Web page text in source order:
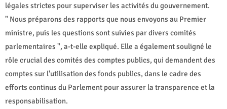
légales strictes pour superviser les activités du gouvernement.
" Nous préparons des rapports que nous envoyons au Premier
ministre, puis les questions sont suivies par divers comités
parlementaires ", a-t-elle expliqué. Elle a également souligné le
rôle crucial des comités des comptes publics, qui demandent des
comptes sur l'utilisation des fonds publics, dans le cadre des
efforts continus du Parlement pour assurer la transparence et la
responsabilisation.